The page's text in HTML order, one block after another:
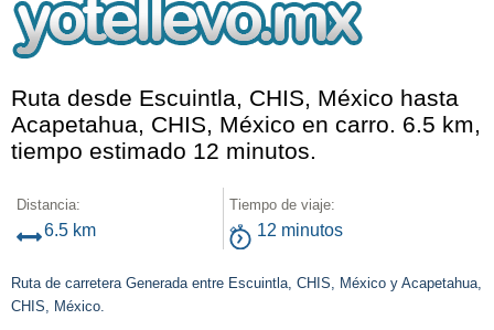
Ruta desde Escuintla, CHIS, México hasta
Acapetahua, CHIS, México en carro. 6.5 km,
tiempo estimado 12 minutos.
Distancia:
6.5 km
Tiempo de viaje:
12 minutos
Ruta de carretera Generada entre Escuintla, CHIS, México y Acapetahua,
CHIS, México.